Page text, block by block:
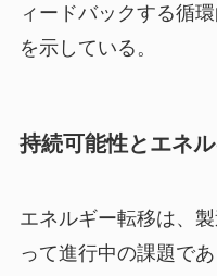
ィードバックする循
を示している。
持続可能性とエネ
エネルギー転移は、
って進行中の課題で